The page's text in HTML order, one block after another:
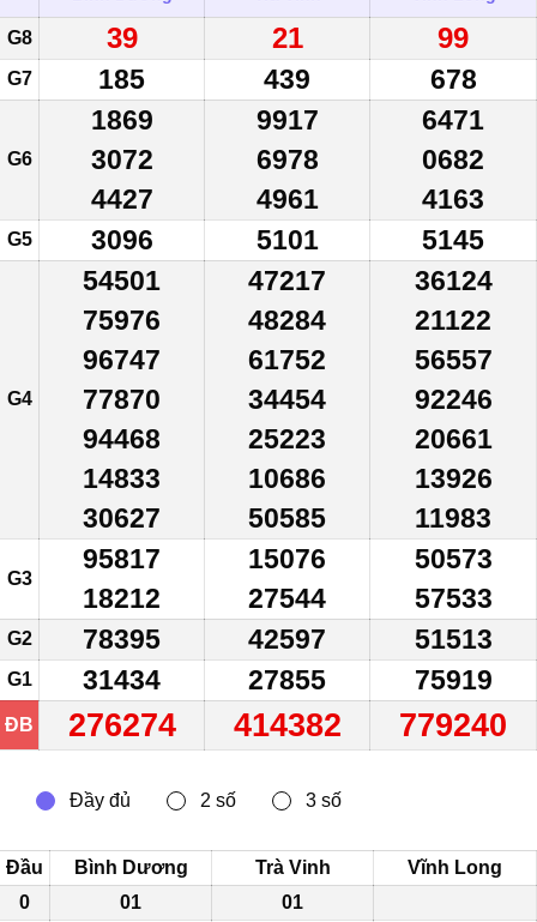
G8 39 21 99
G7 185 439 678
G6
1869
3072
4427
9917
6978
4961
6471
0682
4163
G5 3096 5101 5145
G4
54501
75976
96747
77870
94468
14833
30627
47217
48284
61752
34454
25223
10686
50585
36124
21122
56557
92246
20661
13926
11983
G3
95817
18212
15076
27544
50573
57533
G2 78395 42597 51513
G1 31434 27855 75919
ĐB 276274 414382 779240
Đầu Bình Dương Trà Vinh
Vĩnh Long
0
01
01